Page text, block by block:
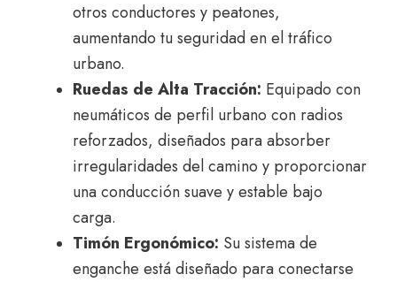
otros conductores y peatones,
aumentando tu seguridad en el tráfico
urbano.
Ruedas de Alta Tracción: Equipado con
neumáticos de perfil urbano con radios
reforzados, diseñados para absorber
irregularidades del camino y proporcionar
una conducción suave y estable bajo
carga.
Timón Ergonómico: Su sistema de
enganche está diseñado para conectarse